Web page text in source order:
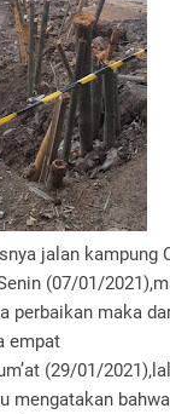
jalan kampung
(07/01/
maka
empat
(29/01/
mengatakan